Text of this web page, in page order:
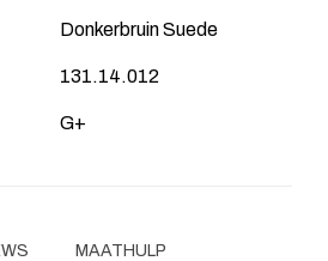
Donkerbruin Suede
131.14.012
G+
MAATHULP